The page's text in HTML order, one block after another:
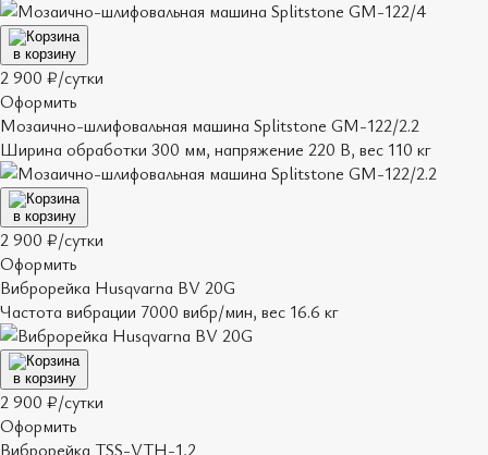
в корзину
2 900 ₽/сутки
Оформить
Мозаично-шлифовальная машина Splitstone GM-122/2.2
Ширина обработки 300 мм, напряжение 220 В, вес 110 кг
в корзину
2 900 ₽/сутки
Оформить
Виброрейка Husqvarna BV 20G
Частота вибрации 7000 вибр/мин, вес 16.6 кг
в корзину
2 900 ₽/сутки
Оформить
Виброрейка TSS-VTH-1,2